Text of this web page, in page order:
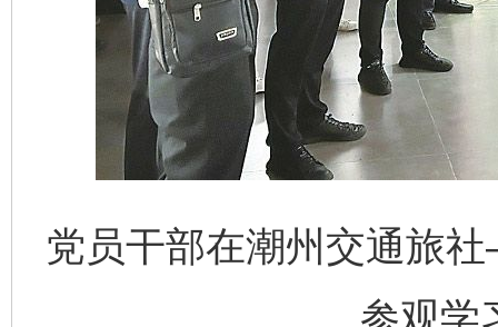
党员干部在潮州交通旅
参观学